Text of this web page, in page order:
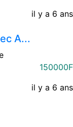
il y a 6 ans
A...
150000F
il y a 6 ans